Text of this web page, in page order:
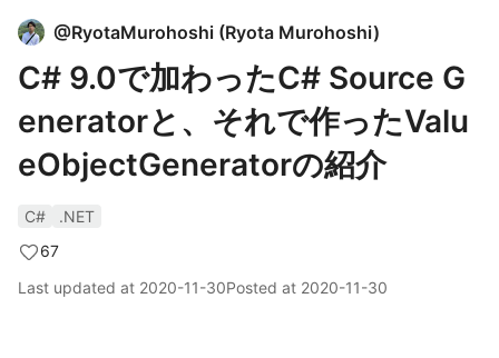
@RyotaMurohoshi (Ryota Murohoshi)
C# 9.0で加わったC# Source G
eneratorと、それで作ったValu
eObjectGeneratorの紹介
C#
.NET
67
Last updated at 2020-11-30Posted at 2020-11-30